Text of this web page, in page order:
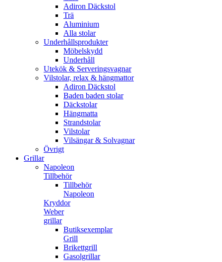
Adiron Däckstol
Trä
Aluminium
Alla stolar
Underhållsprodukter
Möbelskydd
Underhåll
Utekök & Serveringsvagnar
Vilstolar, relax & hängmattor
Adiron Däckstol
Baden baden stolar
Däckstolar
Hängmatta
Strandstolar
Vilstolar
Vilsängar & Solvagnar
Övrigt
Grillar
Napoleon
Tillbehör
Tillbehör
Napoleon
Kryddor
Weber
grillar
Butiksexemplar
Grill
Brikettgrill
Gasolgrillar